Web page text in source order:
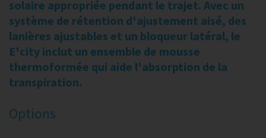
solaire appropriée pendant le trajet. Avec un
système de rétention d'ajustement aisé, des
lanières ajustables et un bloqueur latéral, le
E'city inclut un ensemble de mousse
thermoformée qui aide l'absorption de la
transpiration.
Options